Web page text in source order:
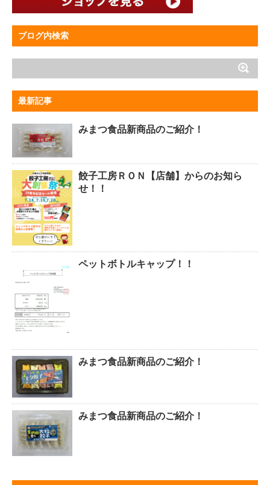
ブログ内検索
最新記事
みまつ食品新商品のご紹介！
餃子工房ＲＯＮ【店舗】からのお知ら
せ！！
ペットボトルキャップ！！
みまつ食品新商品のご紹介！
みまつ食品新商品のご紹介！